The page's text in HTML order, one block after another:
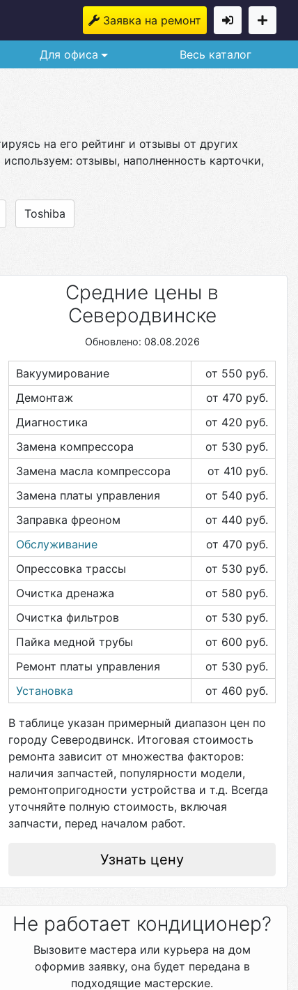
Заявка на ремонт
Для офиса Весь каталог
на его рейтинг и отзывы от других
отзывы, наполненность карточки,
Toshiba
Средние цены в
Северодвинске
Обновлено: 08.08.2026
Вакуумирование от 550 руб.
Демонтаж
от 470 руб.
Диагностика
от 420 руб.
Замена компрессора
от 530 руб.
Замена масла компрессора
от 410 руб.
Замена платы управления
от 540 руб.
Заправка фреоном
от 440 руб.
Обслуживание
от 470 руб.
Опрессовка трассы
от 530 руб.
Очистка дренажа
от 580 руб.
Очистка фильтров
от 530 руб.
Пайка медной трубы
от 600 руб.
Ремонт платы управления
от 530 руб.
Установка
от 460 руб.
В таблице указан примерный диапазон цен по
городу Северодвинск. Итоговая стоимость
ремонта зависит от множества факторов:
наличия запчастей, популярности модели,
ремонтопригодности устройства и т.д. Всегда
уточняйте полную стоимость, включая
запчасти, перед началом работ.
Узнать цену
Не работает кондиционер?
Вызовите мастера или курьера на дом
оформив заявку, она будет передана в
подходящие мастерские.